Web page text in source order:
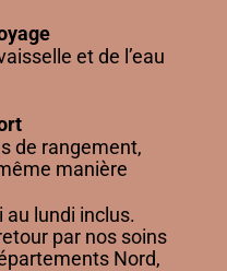
et de l’eau
de rangement,
manière
au lundi inclus.
par nos soins
Nord,